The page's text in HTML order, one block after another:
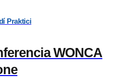
Praktici
WONCA